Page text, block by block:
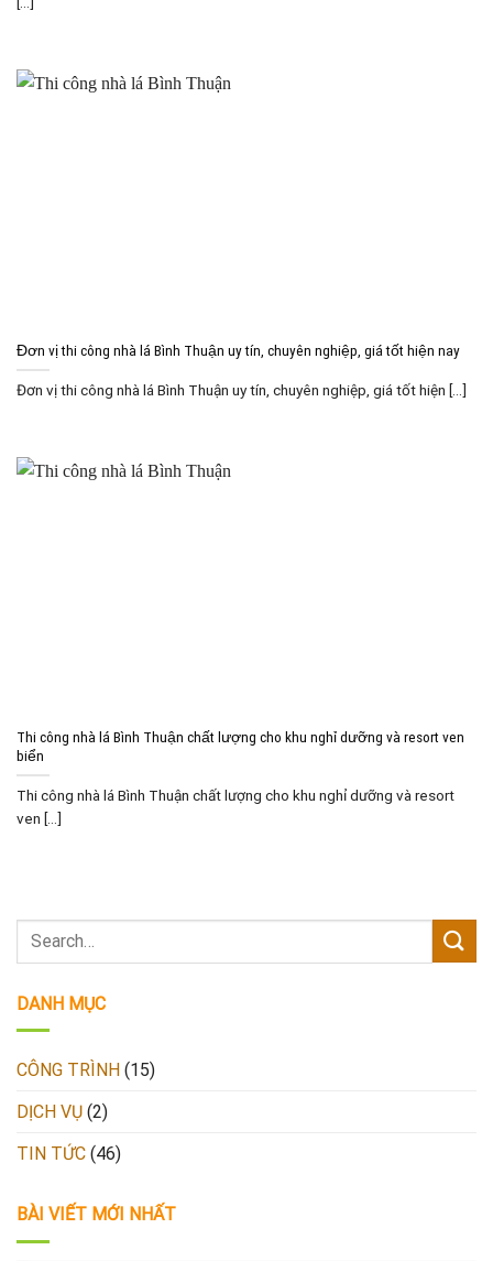
Đơn vị thi công nhà lá Bình Thuận uy tín, chuyên nghiệp, giá tốt hiện nay
Đơn vị thi công nhà lá Bình Thuận uy tín, chuyên nghiệp, giá tốt hiện [...]
Thi công nhà lá Bình Thuận chất lượng cho khu nghỉ dưỡng và resort ven
biển
Thi công nhà lá Bình Thuận chất lượng cho khu nghỉ dưỡng và resort
ven [...]
DANH MỤC
CÔNG TRÌNH (15)
DỊCH VỤ (2)
TIN TỨC (46)
BÀI VIẾT MỚI NHẤT